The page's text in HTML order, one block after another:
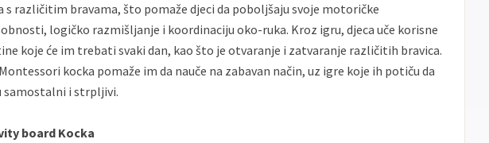
s različitim bravama, što pomaže djeci da poboljšaju svoje motoričke
logičko razmišljanje i koordinaciju oko-ruka. Kroz igru, djeca uče korisne
koje će im trebati svaki dan, kao što je otvaranje i zatvaranje različitih bravica.
kocka pomaže im da nauče na zabavan način, uz igre koje ih potiču da
samostalni i strpljivi.
board Kocka